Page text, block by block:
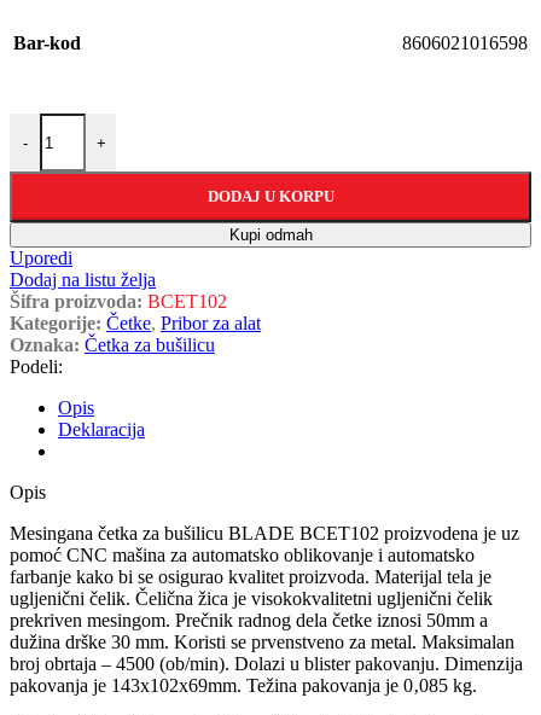
Bar-kod 8606021016598
- +
DODAJ U KORPU
Kupi odmah
Uporedi
Dodaj na listu želja
Šifra proizvoda: BCET102
Kategorije: Četke, Pribor za alat
Oznaka: Četka za bušilicu
Podeli:
Opis
Deklaracija
Opis
Mesingana četka za bušilicu BLADE BCET102 proizvodena je uz
pomoć CNC mašina za automatsko oblikovanje i automatsko
farbanje kako bi se osigurao kvalitet proizvoda. Materijal tela je
ugljenični čelik. Čelična žica je visokokvalitetni ugljenični čelik
prekriven mesingom. Prečnik radnog dela četke iznosi 50mm a
dužina drške 30 mm. Koristi se prvenstveno za metal. Maksimalan
broj obrtaja – 4500 (ob/min). Dolazi u blister pakovanju. Dimenzija
pakovanja je 143x102x69mm. Težina pakovanja je 0‚085 kg.